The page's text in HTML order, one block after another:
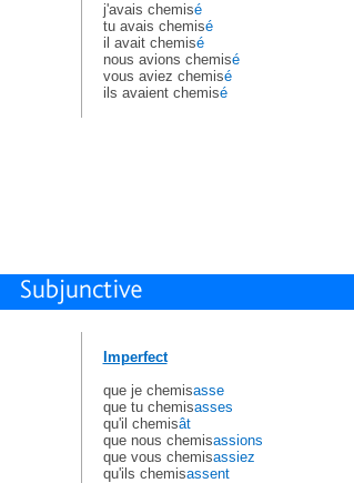
j'avais chemisé
tu avais chemisé
il avait chemisé
nous avions chemisé
vous aviez chemisé
ils avaient chemisé
Imperfect
que je chemisasse
que tu chemisasses
qu'il chemisât
que nous chemisassions
que vous chemisassiez
qu'ils chemisassent